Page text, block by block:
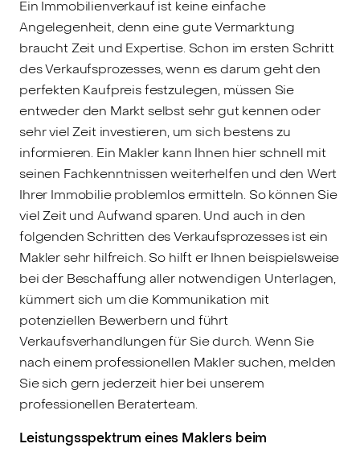
Ein Immobilienverkauf ist keine einfache
Angelegenheit, denn eine gute Vermarktung
braucht Zeit und Expertise. Schon im ersten Schritt
des Verkaufsprozesses, wenn es darum geht den
perfekten Kaufpreis festzulegen, müssen Sie
entweder den Markt selbst sehr gut kennen oder
sehr viel Zeit investieren, um sich bestens zu
informieren. Ein Makler kann Ihnen hier schnell mit
seinen Fachkenntnissen weiterhelfen und den Wert
Ihrer Immobilie problemlos ermitteln. So können Sie
viel Zeit und Aufwand sparen. Und auch in den
folgenden Schritten des Verkaufsprozesses ist ein
Makler sehr hilfreich. So hilft er Ihnen beispielsweise
bei der Beschaffung aller notwendigen Unterlagen,
kümmert sich um die Kommunikation mit
potenziellen Bewerbern und führt
Verkaufsverhandlungen für Sie durch. Wenn Sie
nach einem professionellen Makler suchen, melden
Sie sich gern jederzeit hier bei unserem
professionellen Beraterteam.
Leistungsspektrum eines Maklers beim